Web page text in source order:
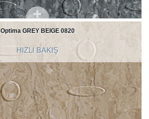
Optima GREY BEIGE 0820
HIZLI BAKIŞ